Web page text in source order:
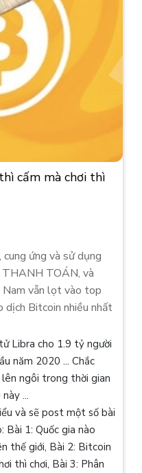
cấm mà chơi thì
ứng và sử dụng
TOÁN, và
vẫn lọt vào top
dịch Bitcoin nhiều nhất
Libra cho 1.9 tỷ người
năm 2020 ... Chắc
ngôi trong thời gian
...
và sẽ post một số bài
1: Quốc gia nào
thế giới, Bài 2: Bitcoin
thì chơi, Bài 3: Phân